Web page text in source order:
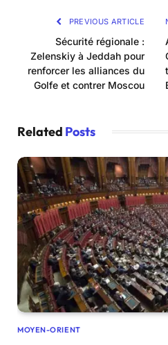
PREVIOUS ARTICLE
Sécurité régionale :
Zelenskiy à Jeddah pour
renforcer les alliances du
Golfe et contrer Moscou
Related Posts
MOYEN-ORIENT